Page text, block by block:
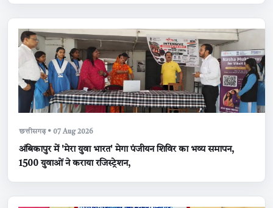
छत्तीसगढ़ • 07 Aug 2026
अंबिकापुर में 'मेरा युवा भारत' मेगा पंजीयन शिविर का भव्य समापन,
1500 युवाओं ने कराया रजिस्ट्रेशन,